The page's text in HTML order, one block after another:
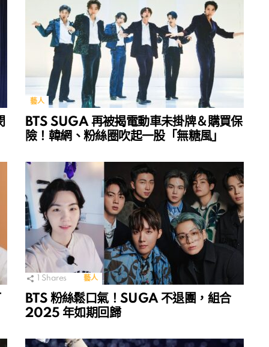
藝人
BTS SUGA 再被揭電動車未掛牌＆購買保
險！韓網、粉絲圈吹起一股「無糖風」
Shares 藝人
BTS 粉絲鬆口氣！SUGA 不退團，組合
2025 年如期回歸